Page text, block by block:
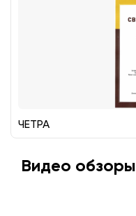
ЧЕТРА
Видео обзоры